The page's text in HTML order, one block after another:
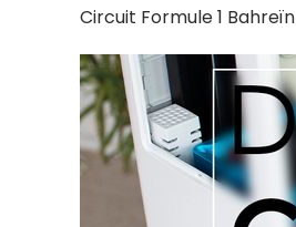
Circuit Formule 1 Bahreïn